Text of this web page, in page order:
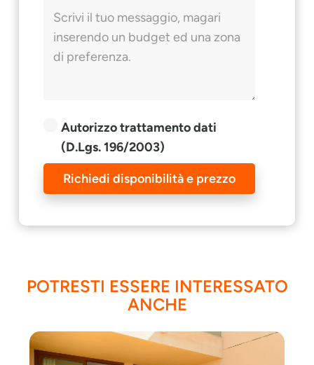
Autorizzo trattamento dati
(D.Lgs. 196/2003)
Richiedi disponibilità e prezzo
POTRESTI ESSERE INTERESSATO
ANCHE